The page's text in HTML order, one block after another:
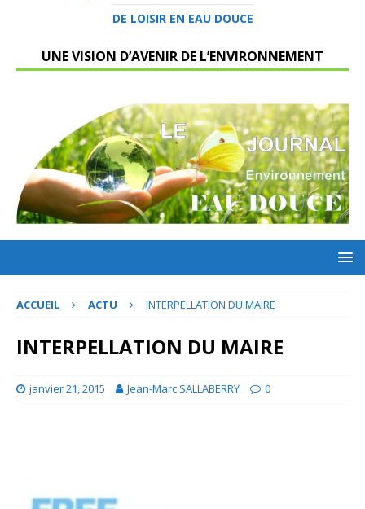
DE LOISIR EN EAU DOUCE
UNE VISION D’AVENIR DE L’ENVIRONNEMENT
ACCUEIL ACTU INTERPELLATION DU MAIRE
INTERPELLATION DU MAIRE
janvier 21, 2015 Jean-Marc SALLABERRY 0